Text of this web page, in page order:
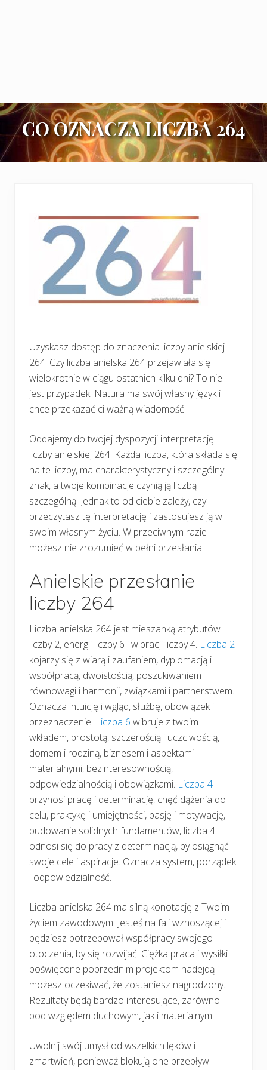
CO OZNACZA LICZBA 264
Uzyskasz dostęp do znaczenia liczby anielskiej
264. Czy liczba anielska 264 przejawiała się
wielokrotnie w ciągu ostatnich kilku dni? To nie
jest przypadek. Natura ma swój własny język i
chce przekazać ci ważną wiadomość.
Oddajemy do twojej dyspozycji interpretację
liczby anielskiej 264. Każda liczba, która składa się
na te liczby, ma charakterystyczny i szczególny
znak, a twoje kombinacje czynią ją liczbą
szczególną. Jednak to od ciebie zależy, czy
przeczytasz tę interpretację i zastosujesz ją w
swoim własnym życiu. W przeciwnym razie
możesz nie zrozumieć w pełni przesłania.
Anielskie przesłanie
liczby 264
Liczba anielska 264 jest mieszanką atrybutów
liczby 2, energii liczby 6 i wibracji liczby 4. Liczba 2
kojarzy się z wiarą i zaufaniem, dyplomacją i
współpracą, dwoistością, poszukiwaniem
równowagi i harmonii, związkami i partnerstwem.
Oznacza intuicję i wgląd, służbę, obowiązek i
przeznaczenie. Liczba 6 wibruje z twoim
wkładem, prostotą, szczerością i uczciwością,
domem i rodziną, biznesem i aspektami
materialnymi, bezinteresownością,
odpowiedzialnością i obowiązkami. Liczba 4
przynosi pracę i determinację, chęć dążenia do
celu, praktykę i umiejętności, pasję i motywację,
budowanie solidnych fundamentów, liczba 4
odnosi się do pracy z determinacją, by osiągnąć
swoje cele i aspiracje. Oznacza system, porządek
i odpowiedzialność.
Liczba anielska 264 ma silną konotację z Twoim
życiem zawodowym. Jesteś na fali wznoszącej i
będziesz potrzebował współpracy swojego
otoczenia, by się rozwijać. Ciężka praca i wysiłki
poświęcone poprzednim projektom nadejdą i
możesz oczekiwać, że zostaniesz nagrodzony.
Rezultaty będą bardzo interesujące, zarówno
pod względem duchowym, jak i materialnym.
Uwolnij swój umysł od wszelkich lęków i
zmartwień, ponieważ blokują one przepływ